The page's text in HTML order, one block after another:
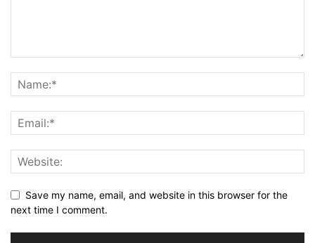
Save my name, email, and website in this browser for the
next time I comment.